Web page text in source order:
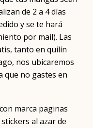
de 2 a 4 días
y se te hará
por mail). Las
tanto en quilín
nos ubicaremos
que no gastes en
marca paginas
al azar de